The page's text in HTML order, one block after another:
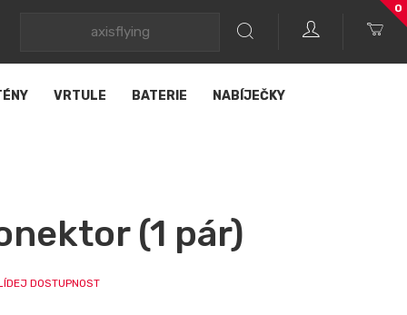
0
VRTULE BATERIE NABÍJEČKY
(1 pár)
DOSTUPNOST